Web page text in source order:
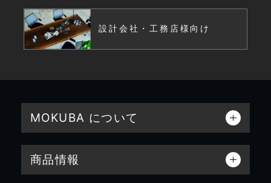
設計会社・工務店様向け
MOKUBA について
商品情報